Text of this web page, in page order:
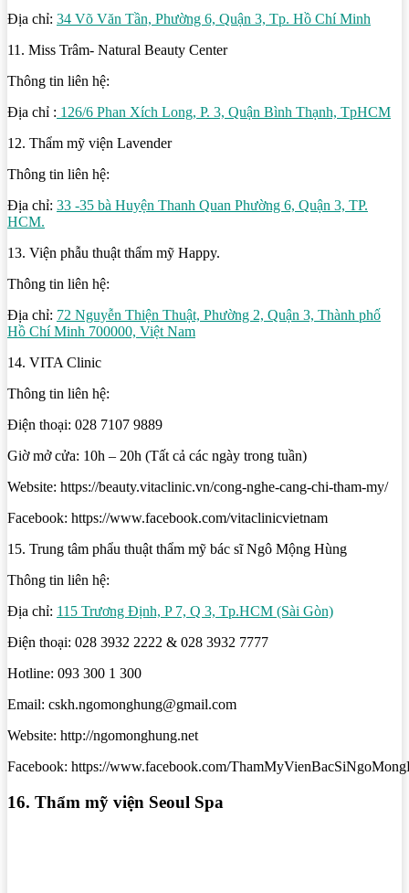
Địa chỉ: 34 Võ Văn Tần, Phường 6, Quận 3, Tp. Hồ Chí Minh
11. Miss Trâm- Natural Beauty Center
Thông tin liên hệ:
Địa chỉ : 126/6 Phan Xích Long, P. 3, Quận Bình Thạnh, TpHCM
12. Thẩm mỹ viện Lavender
Thông tin liên hệ:
Địa chỉ: 33 -35 bà Huyện Thanh Quan Phường 6, Quận 3, TP.
HCM.
13. Viện phẫu thuật thẩm mỹ Happy.
Thông tin liên hệ:
Địa chỉ: 72 Nguyễn Thiện Thuật, Phường 2, Quận 3, Thành phố
Hồ Chí Minh 700000, Việt Nam
14. VITA Clinic
Thông tin liên hệ:
Điện thoại: 028 7107 9889
Giờ mở cửa: 10h – 20h (Tất cả các ngày trong tuần)
Website: https://beauty.vitaclinic.vn/cong-nghe-cang-chi-tham-my/
Facebook: https://www.facebook.com/vitaclinicvietnam
15. Trung tâm phẩu thuật thẩm mỹ bác sĩ Ngô Mộng Hùng
Thông tin liên hệ:
Địa chỉ: 115 Trương Định, P 7, Q 3, Tp.HCM (Sài Gòn)
Điện thoại: 028 3932 2222 & 028 3932 7777
Hotline: 093 300 1 300
Email: cskh.ngomonghung@gmail.com
Website: http://ngomonghung.net
Facebook: https://www.facebook.com/
16. Thẩm mỹ viện Seoul Spa